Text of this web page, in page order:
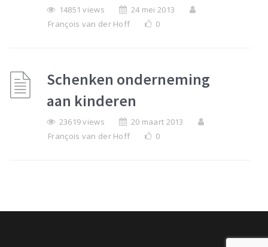
14851 views
24 mei 2013
François van der Hoff
0
Schenken onderneming
aan kinderen
23619 views
20 maart 2013
François van der Hoff
0